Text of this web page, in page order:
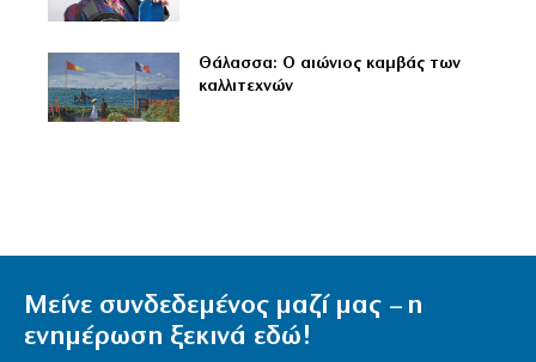
Θάλασσα: Ο αιώνιος καμβάς των
καλλιτεχνών
Μείνε συνδεδεμένος μαζί μας – η
ενημέρωση ξεκινά εδώ!